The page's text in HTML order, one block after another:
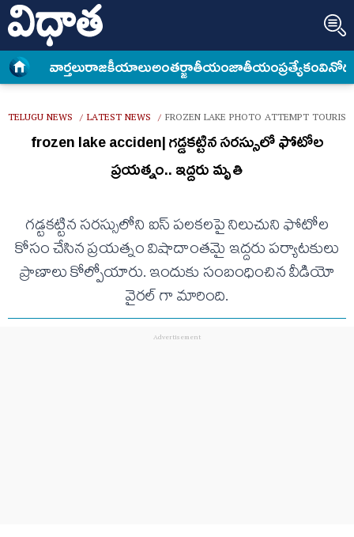
వార్త‌లురాజకీయాలుఅంత‌ర్జాతీయంజాతీయంప్రత్యేకం
TELUGU NEWS / LATEST NEWS / FROZEN LAKE PHOTO ATTEMPT
frozen lake acciden| గడ్డకట్టిన సరస్సులో ఫోటోల
ప్రయత్నం.. ఇద్దరు మృతి
గడ్టకట్టిన సరస్సులోని ఐస్ పలకలపై నిలుచుని ఫోటోల
కోసం చేసిన ప్రయత్నం విషాదాంతమై ఇద్దరు పర్యాటకులు
ప్రాణాలు కోల్పోయారు. ఇందుకు సంబంధించిన వీడియో
వైరల్ గా మారింది.